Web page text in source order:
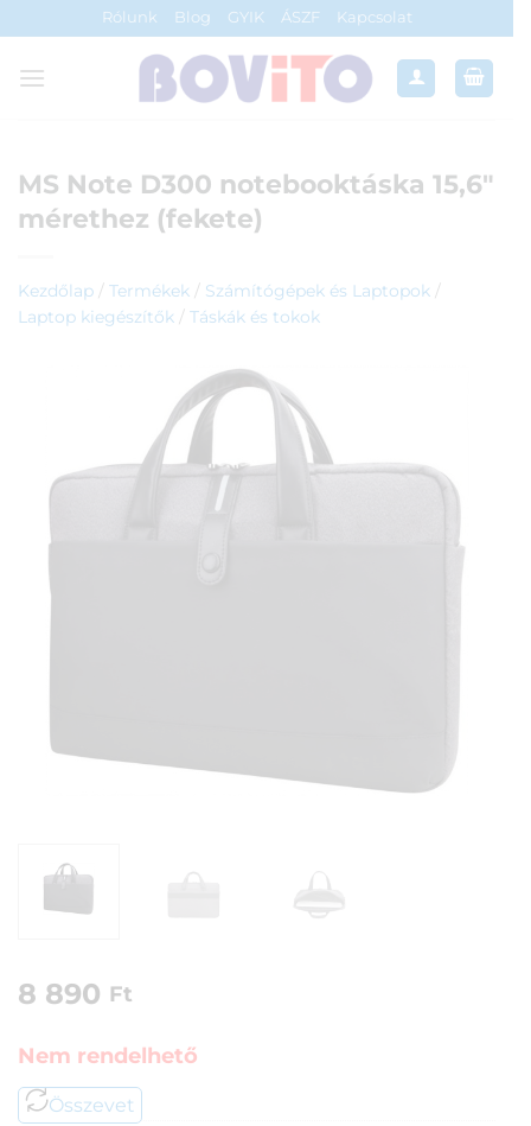
to
content
Rólunk Blog GYIK ÁSZF Kapcsolat
MS Note D300 notebooktáska 15,6″
mérethez (fekete)
Kezdőlap / Termékek / Számítógépek és Laptopok /
Laptop kiegészítők / Táskák és tokok
8 890 Ft
Nem rendelhető
Összevet